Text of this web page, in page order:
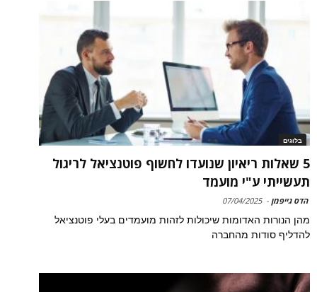
בלוגים
5 שאלות ריאיון שנועדו לחשוף פוטנציאל לריגול
תעשייתי ע"י מועמד
הדס גייפמן -
07/04/2025
מהן הנורות האדומות שיכולות לזהות מועמדים בעלי פוטנציאל
להדליף סודות מהחברה